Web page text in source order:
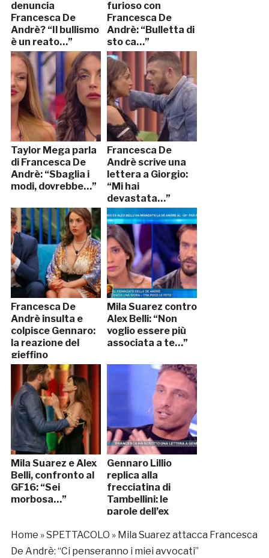
denuncia
Francesca De
Andrè? “Il bullismo
è un reato…”
furioso con
Francesca De
Andrè: “Bulletta di
sto ca…”
Taylor Mega parla
di Francesca De
Andrè: “Sbaglia i
modi, dovrebbe…”
Francesca De
Andrè scrive una
lettera a Giorgio:
“Mi hai
devastata…”
Francesca De
Andrè insulta e
colpisce Gennaro:
la reazione del
gieffino
Mila Suarez contro
Alex Belli: “Non
voglio essere più
associata a te…”
Mila Suarez e Alex
Belli, confronto al
GF16: “Sei
morbosa…”
Gennaro Lillio
replica alla
frecciatina di
Tambellini: le
parole dell’ex
Home »SPETTACOLO » Mila Suarez attacca Francesca
De Andrè: “Ci penseranno i miei avvocati”